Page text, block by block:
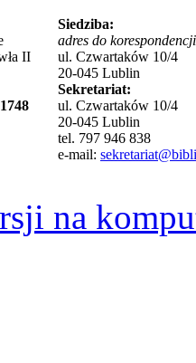
II
Siedziba:
adres do
ul. Czwartaków 10/4
20-045 Lublin
Sekretariat:
ul. Czwartaków 10/4
20-045 Lublin
tel. 797 946 838
e-mail:
na